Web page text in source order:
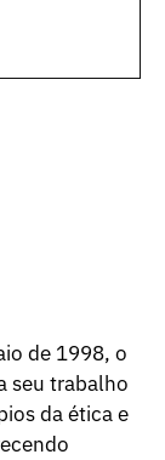
de 1998, o
seu trabalho
da ética e